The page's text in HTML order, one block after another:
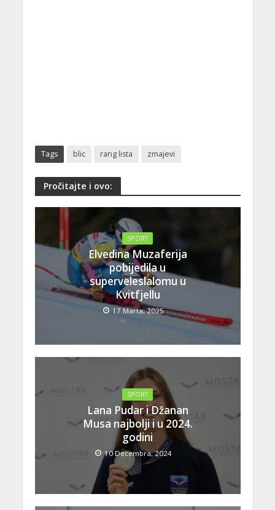
Tags blic rang lista zmajevi
Pročitajte i ovo:
SPORT
Elvedina Muzaferija
pobijedila u
superveleslalomu u
Kvitfjellu
17 Marta, 2025
SPORT
Lana Pudar i Džanan
Musa najbolji i u 2024.
godini
10 Decembra, 2024